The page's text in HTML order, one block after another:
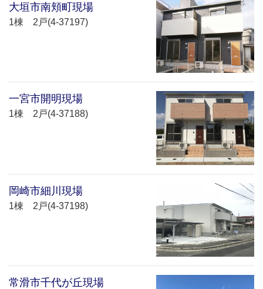
大垣市南頬町現場
1棟 2戸(4-37197)
一宮市開明現場
1棟 2戸(4-37188)
岡崎市細川現場
1棟 2戸(4-37198)
常滑市千代が丘現場